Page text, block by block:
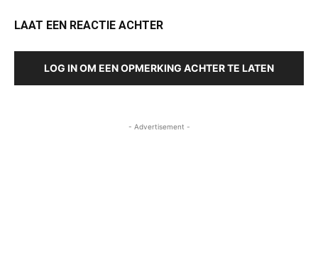
LAAT EEN REACTIE ACHTER
LOG IN OM EEN OPMERKING ACHTER TE LATEN
- Advertisement -